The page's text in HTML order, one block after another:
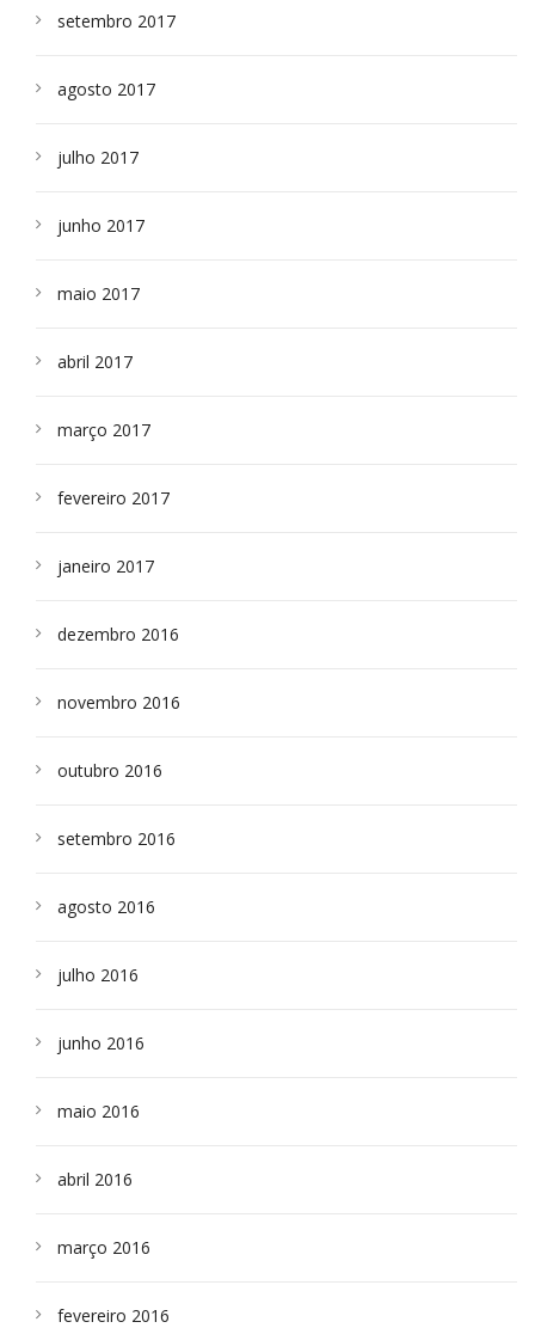
setembro 2017
agosto 2017
julho 2017
junho 2017
maio 2017
abril 2017
março 2017
fevereiro 2017
janeiro 2017
dezembro 2016
novembro 2016
outubro 2016
setembro 2016
agosto 2016
julho 2016
junho 2016
maio 2016
abril 2016
março 2016
fevereiro 2016